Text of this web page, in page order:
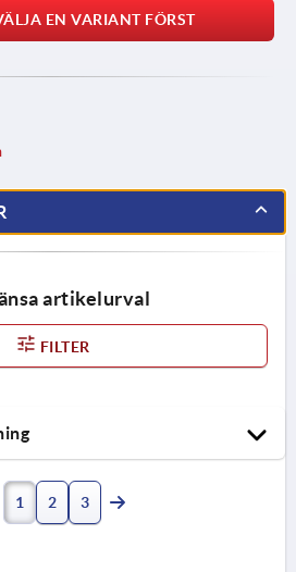
EN VARIANT FÖRST
artikelurval
FILTER
1 2 3